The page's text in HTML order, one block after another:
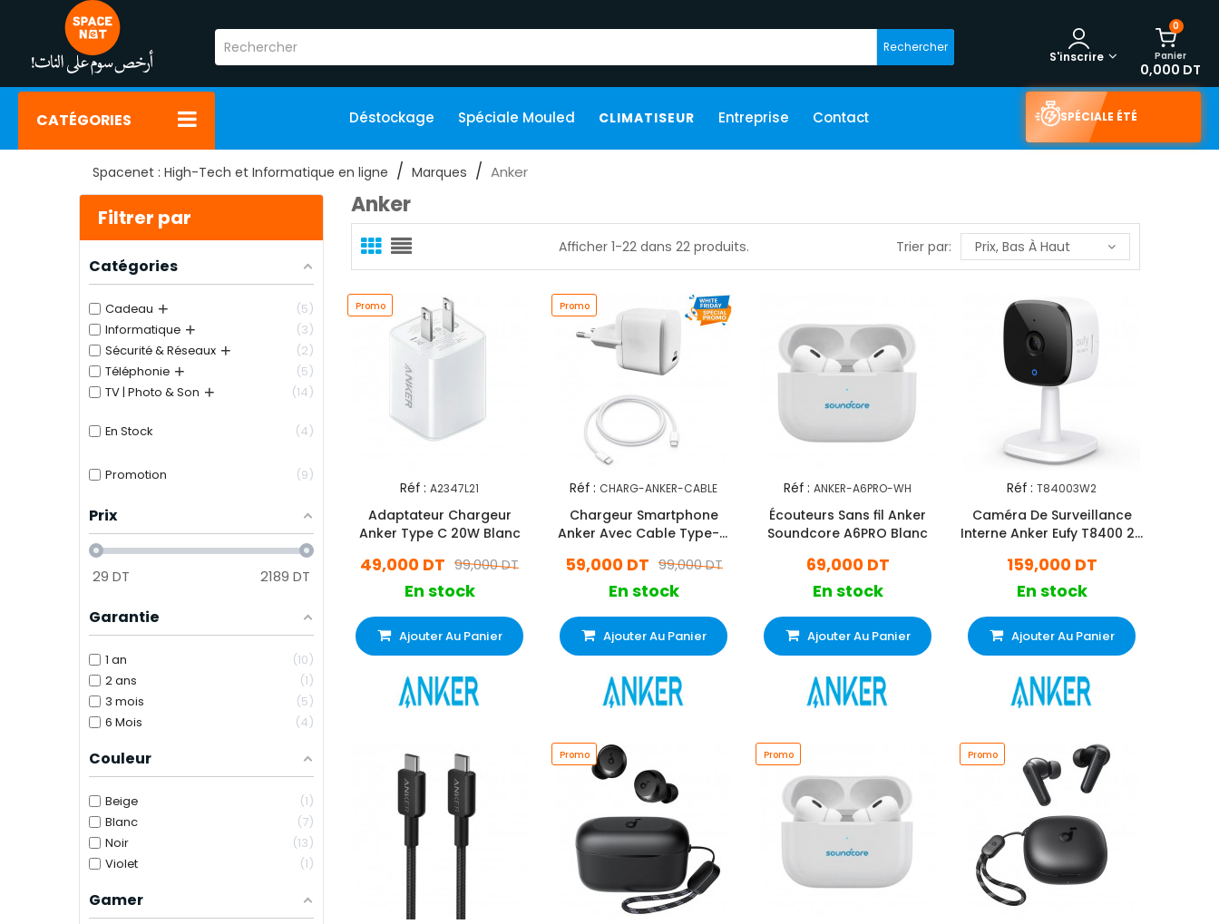
Rechercher
0
Panier
0,000 DT
S'inscrire
CATÉGORIES Déstockage Spéciale Mouled CLIMATISEUR Entreprise Contact SPÉCIALE ÉTÉ
Spacenet : High-Tech et Informatique en ligne Marques Anker
Filtrer par
Catégories
Cadeau +
5
Informatique +
3
Sécurité & Réseaux +
2
Téléphonie +
5
TV | Photo & Son + 14
En Stock 4
Promotion 9
Prix
29 DT 2189 DT
Garantie
1 an
10
2 ans
1
3 mois
5
6 Mois
4
Couleur
Beige
1
Blanc
7
Noir
13
Violet
1
Gamer
Anker
Afficher 1-22 dans 22 produits. Trier par: Prix, Bas À Haut
Promo
Réf : A2347L21
Adaptateur Chargeur
Anker Type C 20W Blanc
99,000 DT
49,000 DT
En stock
Ajouter Au Panier
Promo
Réf : CHARG-ANKER-CABLE
Chargeur Smartphone
Anker Avec Cable Type-C
99,000 DT
59,000 DT
En stock
Ajouter Au Panier
Réf : ANKER-A6PRO-WH
Écouteurs Sans fil Anker
Soundcore A6PRO Blanc
69,000 DT
En stock
Ajouter Au Panier
Réf : T84003W2
Caméra De Surveillance
Interne Anker Eufy T8400 2K
159,000 DT
En stock
Ajouter Au Panier
Promo Promo Promo